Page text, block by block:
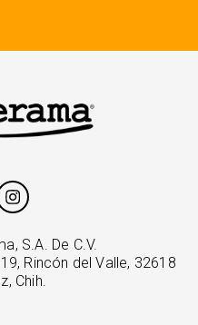
S.A. De C.V.
Rincón del Valle, 32618
Chih.